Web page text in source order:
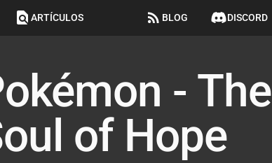
find_in_page ARTÍCULOS rss_feed BLOG discordDISCORD
- The
of Hope